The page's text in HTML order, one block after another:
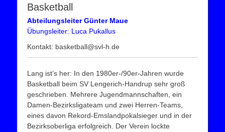
Basketball
Abteilungsleiter Günter Maue
Übungsleiter: Luca Pukallus
Kontakt: basketball@svl-h.de
Lang ist’s her: In den 1980er-/90er-Jahren wurde
Basketball beim SV Lengerich-Handrup sehr groß
geschrieben. Mehrere Jugendmannschaften, ein
Damen-Bezirksligateam und zwei Herren-Teams,
eines davon Rekord-Emslandpokalsieger und in der
Bezirksoberliga erfolgreich. Der Verein lockte